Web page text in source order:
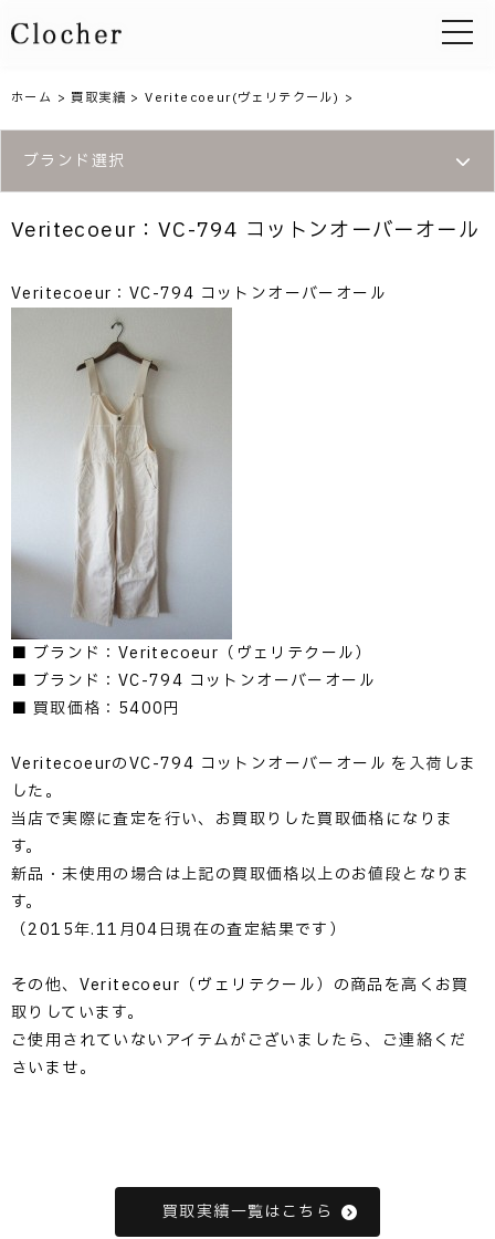
toggle
ホーム >買取実績 >Veritecoeur(ヴェリテクール) >
ブランド選択
Veritecoeur：VC-794 コットンオーバーオール
Veritecoeur：VC-794 コットンオーバーオール
■ ブランド：Veritecoeur（ヴェリテクール）
■ ブランド：VC-794 コットンオーバーオール
■ 買取価格：5400円
VeritecoeurのVC-794 コットンオーバーオール を入荷しま
した。
当店で実際に査定を行い、お買取りした買取価格になりま
す。
新品・未使用の場合は上記の買取価格以上のお値段となりま
す。
（2015年.11月04日現在の査定結果です）
その他、Veritecoeur（ヴェリテクール）の商品を高くお買
取りしています。
ご使用されていないアイテムがございましたら、ご連絡くだ
さいませ。
買取実績一覧はこちら